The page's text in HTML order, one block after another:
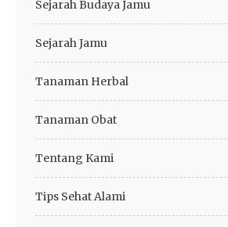
Sejarah Budaya Jamu
Sejarah Jamu
Tanaman Herbal
Tanaman Obat
Tentang Kami
Tips Sehat Alami